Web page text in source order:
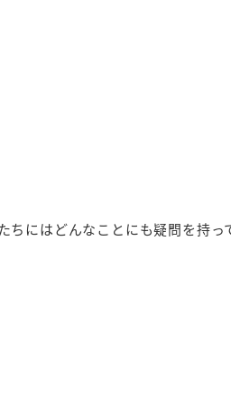
にはどんなことにも疑問を持っ